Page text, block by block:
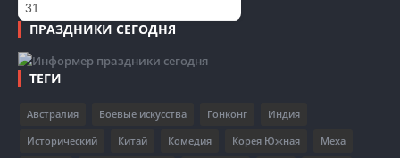
31
ПРАЗДНИКИ СЕГОДНЯ
ТЕГИ
Австралия Боевые искусства Гонконг
Индия
Исторический
Китай Комедия Корея Южная Меха